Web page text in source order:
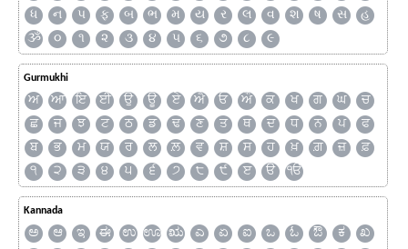
ધ
ન પ ફ બ ભ મ ય ર લ વ શ ષ સ
હ
ૐ
૦ ૧ ૨ ૩ ૪ ૫ ૬ ૭ ૮ ૯
Gurmukhi
ਅ ਆ ਇ ਈ ਉ ਊ ਏ ਐ ਓ ਔ ਕ ਖ ਗ ਘ
ਚ
ਛ
ਜ ਝ ਟ ਠ ਡ ਢ ਣ ਤ ਥ ਦ ਧ ਨ ਪ
ਫ
ਬ
ਭ ਮ ਯ ਰ ਲ ਲ਼ ਵ ਸ਼ ਸ ਹ ਖ਼ ਗ਼ ਜ਼
ਫ਼
੧
੨ ੩ ੪ ੫ ੬ ੭ ੮ ੯ ੲ ੳ ੴ
Kannada
ಅ ಆ ಇ ಈ ಉ ಊ ಋ ಎ ಏ ಐ ಒ ಓ ಔ ಕ
ಖ